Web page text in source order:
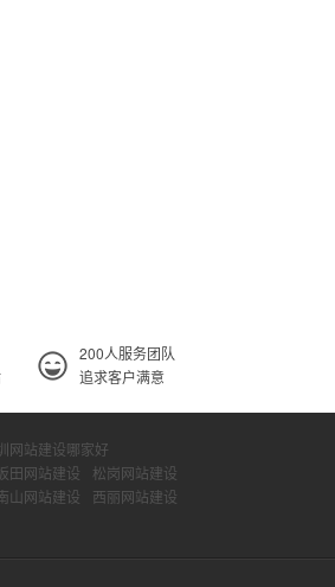
200人服务团队
追求客户满意
网站建设哪家好
田网站建设
松岗网站建设
山网站建设
西丽网站建设